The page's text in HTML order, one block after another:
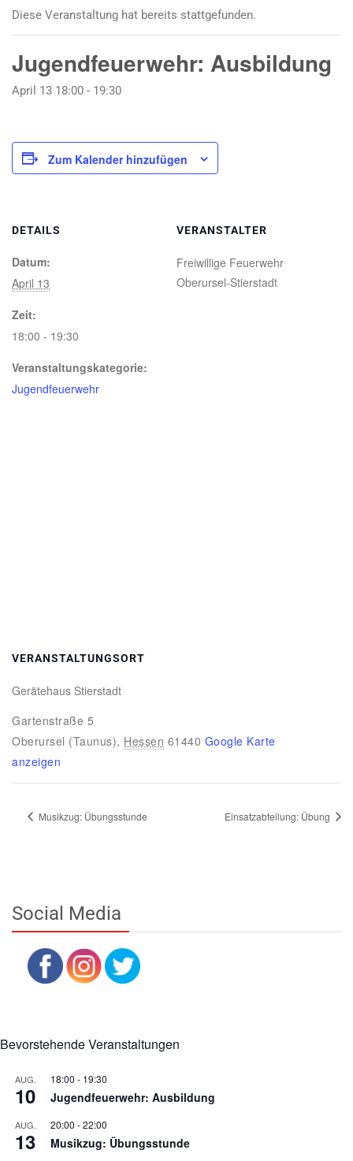
Diese Veranstaltung hat bereits stattgefunden.
Jugendfeuerwehr: Ausbildung
April 13 18:00 - 19:30
Zum Kalender hinzufügen
DETAILS
Datum:
April 13
Zeit:
18:00 - 19:30
Veranstaltungskategorie:
Jugendfeuerwehr
VERANSTALTER
Freiwillige Feuerwehr
Oberursel-Stierstadt
VERANSTALTUNGSORT
Gerätehaus Stierstadt
Gartenstraße 5
Oberursel (Taunus), Hessen 61440 Google Karte
anzeigen
Musikzug: Übungsstunde Einsatzabteilung: Übung
Social Media
Bevorstehende Veranstaltungen
AUG.
10
18:00 - 19:30
Jugendfeuerwehr: Ausbildung
AUG.
13
20:00 -22:00
Musikzug: Übungsstunde